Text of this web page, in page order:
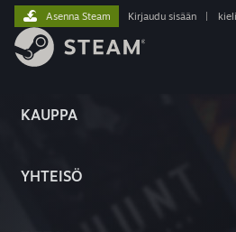
KAUPPA
YHTEISÖ
Asenna Steam Kirjaudu sisään kieli